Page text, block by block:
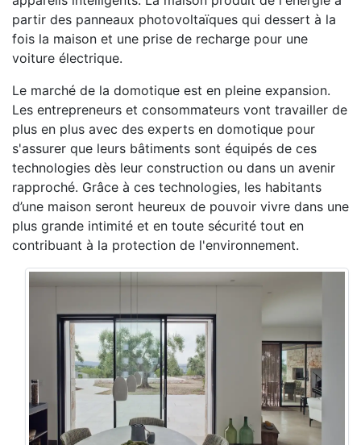
partir des panneaux photovoltaïques qui dessert à la
fois la maison et une prise de recharge pour une
voiture électrique.
Le marché de la domotique est en pleine expansion.
Les entrepreneurs et consommateurs vont travailler de
plus en plus avec des experts en domotique pour
s'assurer que leurs bâtiments sont équipés de ces
technologies dès leur construction ou dans un avenir
rapproché. Grâce à ces technologies, les habitants
d’une maison seront heureux de pouvoir vivre dans une
plus grande intimité et en toute sécurité tout en
contribuant à la protection de l'environnement.